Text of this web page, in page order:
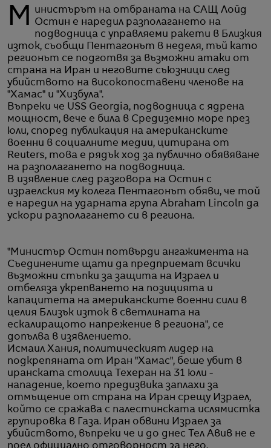
Министърът на отбраната на САЩ Лойд
Остин е наредил разполагането на
подводница с управляеми ракети в Близкия
изток, съобщи Пентагонът в неделя, тъй като
регионът се подготвя за възможни атаки от
страна на Иран и неговите съюзници след
убийството на високопоставени членове на
"Хамас" и "Хизбула".
Въпреки че USS Georgia, подводница с ядрена
мощност, вече е била в Средиземно море през
юли, според публикация на американските
военни в социалните медии, цитирана от
Reuters, това е рядък ход за публично обявяване
на разполагането на подводница.
В изявление след разговора на Остин с
израелския му колега Пентагонът обяви, че той
е наредил на ударната група Abraham Lincoln да
ускори разполагането си в региона.
"Министър Остин потвърди ангажимента на
Съединените щати да предприемат всички
възможни стъпки за защита на Израел и
отбеляза укрепването на позицията и
капацитета на американските военни сили в
целия Близък изток в светлината на
ескалиращото напрежение в региона", се
допълва в изявлението.
Исмаил Хания, политическият лидер на
подкрепяната от Иран "Хамас", беше убит в
иранската столица Техеран на 31 юли -
нападение, което предизвика заплахи за
отмъщение от страна на Иран срещу Израел,
който се сражава с палестинската ислямистка
групировка в Газа. Иран обвини Израел за
убийството, въпреки че и до днес Тел Авив не е